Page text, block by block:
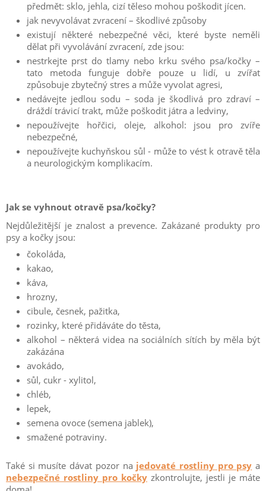
předmět: sklo, jehla, cizí těleso mohou poškodit jícen.
jak nevyvolávat zvracení – škodlivé způsoby
existují některé nebezpečné věci, které byste neměli
dělat při vyvolávání zvracení, zde jsou:
nestrkejte prst do tlamy nebo krku svého psa/kočky –
tato metoda funguje dobře pouze u lidí, u zvířat
způsobuje zbytečný stres a může vyvolat agresi,
nedávejte jedlou sodu – soda je škodlivá pro zdraví –
dráždí trávicí trakt, může poškodit játra a ledviny,
nepoužívejte hořčici, oleje, alkohol: jsou pro zvíře
nebezpečné,
nepoužívejte kuchyňskou sůl - může to vést k otravě těla
a neurologickým komplikacím.
Jak se vyhnout otravě psa/kočky?
Nejdůležitější je znalost a prevence. Zakázané produkty pro
psy a kočky jsou:
čokoláda,
kakao,
káva,
hrozny,
cibule, česnek, pažitka,
rozinky, které přidáváte do těsta,
alkohol – některá videa na sociálních sítích by měla být
zakázána
avokádo,
sůl, cukr - xylitol,
chléb,
lepek,
semena ovoce (semena jablek),
smažené potraviny.
Také si musíte dávat pozor na jedovaté rostliny pro psy a
nebezpečné rostliny pro kočky zkontrolujte, jestli je máte